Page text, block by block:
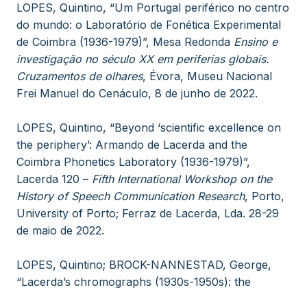
LOPES, Quintino, “Um Portugal periférico no centro
do mundo: o Laboratório de Fonética Experimental
de Coimbra (1936-1979)”, Mesa Redonda Ensino e
investigação no século XX em periferias globais.
Cruzamentos de olhares, Évora, Museu Nacional
Frei Manuel do Cenáculo, 8 de junho de 2022.
LOPES, Quintino, “Beyond ‘scientific excellence on
the periphery’: Armando de Lacerda and the
Coimbra Phonetics Laboratory (1936-1979)”,
Lacerda 120 – Fifth International Workshop on the
History of Speech Communication Research, Porto,
University of Porto; Ferraz de Lacerda, Lda. 28-29
de maio de 2022.
LOPES, Quintino; BROCK-NANNESTAD, George,
“Lacerda’s chromographs (1930s-1950s): the